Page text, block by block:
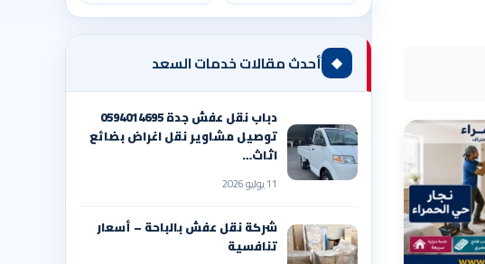
◆ أحدث مقالات خدمات السعد
دباب نقل عفش جدة 0594014695
توصيل مشاوير نقل اغراض بضائع
اثاث…
11 يوليو 2026
شركة نقل عفش بالباحة – أسعار
تنافسية